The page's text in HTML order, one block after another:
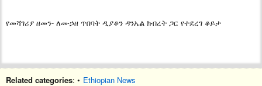
የመሻገሪያ ዘመን- ለሙኃዘ ጥበባት ዲያቆን ዳንኤል ክብረት ጋር የተደረገ ቆይታ
Related categories: • Ethiopian News